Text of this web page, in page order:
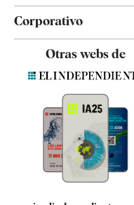
Corporativo
Contacto
Quiénes somos
Especificaciones
Otras webs de